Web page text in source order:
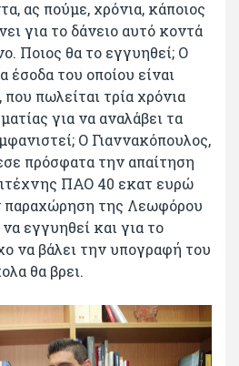
ας πούμε, χρόνια, κάποιος
για το δάνειο αυτό κοντά
Ποιος θα το εγγυηθεί; Ο
του οποίου είναι
πωλείται τρία χρόνια
για να αναλάβει τα
Ο Γιαννακόπουλος,
πρόσφατα την απαίτηση
ΠΑΟ 40 εκατ ευρώ
παραχώρηση της Λεωφόρου
εγγυηθεί και για το
να βάλει την υπογραφή του
θα βρει.